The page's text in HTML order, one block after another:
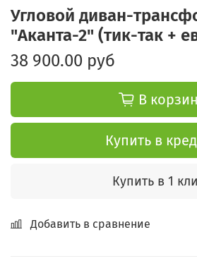
Угловой диван-
"Аканта-2" (тик-так +
38 900.00 руб
В
Купить в
Купить в 1
Добавить в сравнение